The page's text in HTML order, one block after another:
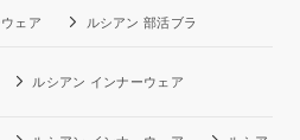
ェア
ルシアン 部活ブラ
ルシアン インナーウェア